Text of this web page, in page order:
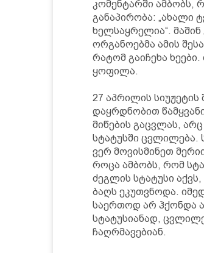
კომენტარში ამბობს,
განაპირობა: „ახალი
ხელსაყრელია“. მაშინ
ორგანოებმა ამის
რატომ გაიჩეხა
ყოფილა.
27 აპრილის
დაყრდნობით
მიწების გაცვლას,
სტატუსში ცვლილება.
ვერ მოვისმინეთ
როცა ამბობს, რომ
ძეგლის სტატუსი
ბაღს ეკუთვნოდა.
საერთოდ არ ჰქონდა
სტატუსიანად,
ჩაღრმავებიან.